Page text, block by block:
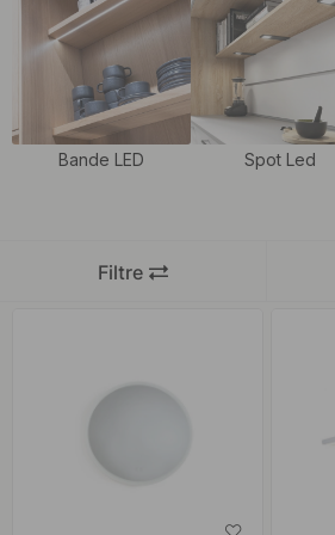
lumière au visage qui n'éblouit pas. Pour
placez les lampes au-dessus du miroir
ombres. En plus de l'éclairage séparé,
dans notre assortiment des miroirs
directement intégré.
éclairage économe en énergie est
de salle de bains sont approuvés pour
de salle de bains. Ceci est déterminé par
habituellement la classification IP. Une
Bande LED Spot Led
Filtre